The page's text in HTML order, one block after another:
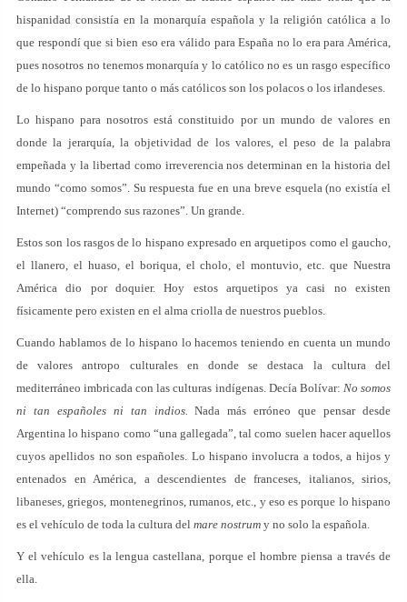
hispanidad consistía en la monarquía española y la religión católica a lo
que respondí que si bien eso era válido para España no lo era para América,
pues nosotros no tenemos monarquía y lo católico no es un rasgo específico
de lo hispano porque tanto o más católicos son los polacos o los irlandeses.
Lo hispano para nosotros está constituido por un mundo de valores en
donde la jerarquía, la objetividad de los valores, el peso de la palabra
empeñada y la libertad como irreverencia nos determinan en la historia del
mundo “como somos”. Su respuesta fue en una breve esquela (no existía el
Internet) “comprendo sus razones”. Un grande.
Estos son los rasgos de lo hispano expresado en arquetipos como el gaucho,
el llanero, el huaso, el boriqua, el cholo, el montuvio, etc. que Nuestra
América dio por doquier. Hoy estos arquetipos ya casi no existen
físicamente pero existen en el alma criolla de nuestros pueblos.
Cuando hablamos de lo hispano lo hacemos teniendo en cuenta un mundo
de valores antropo culturales en donde se destaca la cultura del
mediterráneo imbricada con las culturas indígenas. Decía Bolívar: No somos
ni tan españoles ni tan indios.Nada más erróneo que pensar desde
Argentina lo hispano como “una gallegada”, tal como suelen hacer aquellos
cuyos apellidos no son españoles. Lo hispano involucra a todos, a hijos y
entenados en América, a descendientes de franceses, italianos, sirios,
libaneses, griegos, montenegrinos, rumanos, etc., y eso es porque lo hispano
es el vehículo de toda la cultura del mare nostrum y no solo la española.
Y el vehículo es la lengua castellana, porque el hombre piensa a través de
ella.